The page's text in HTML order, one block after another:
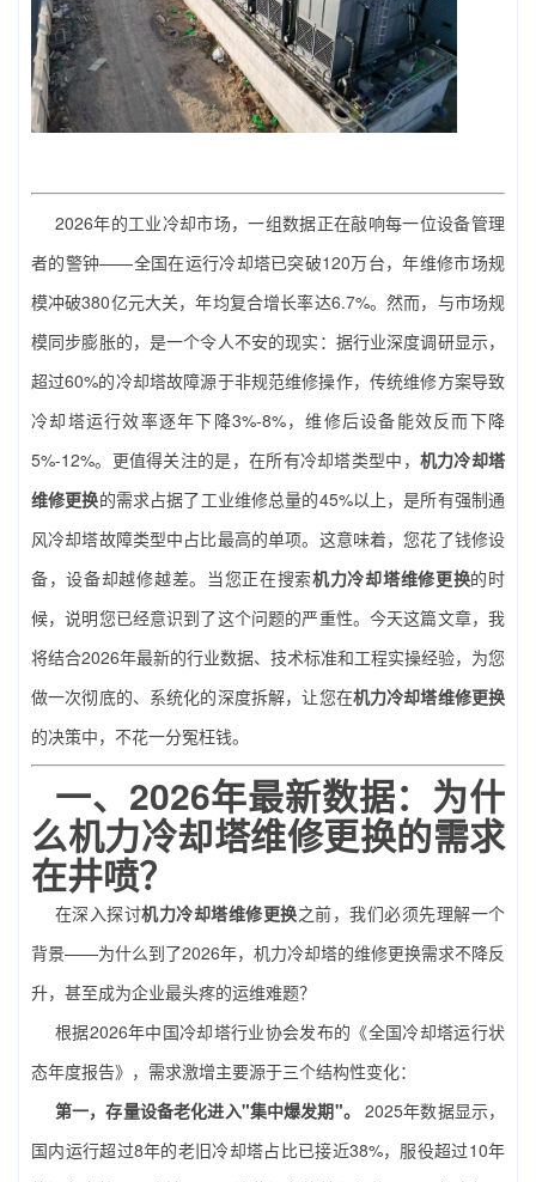
2026年的工业冷却市场，一组数据正在敲响每一位设备管理
者的警钟——全国在运行冷却塔已突破120万台，年维修市场规
模冲破380亿元大关，年均复合增长率达6.7%。然而，与市场规
模同步膨胀的，是一个令人不安的现实：据行业深度调研显示，
超过60%的冷却塔故障源于非规范维修操作，传统维修方案导致
冷却塔运行效率逐年下降3%-8%，维修后设备能效反而下降
5%-12%。更值得关注的是，在所有冷却塔类型中， 机力冷却塔
维修更换的需求占据了工业维修总量的45%以上，是所有强制通
风冷却塔故障类型中占比最高的单项。这意味着，您花了钱修设
备，设备却越修越差。当您正在搜索机力冷却塔维修更换的时
候，说明您已经意识到了这个问题的严重性。今天这篇文章，我
将结合2026年最新的行业数据、技术标准和工程实操经验，为您
做一次彻底的、系统化的深度拆解，让您在机力冷却塔维修更换
的决策中，不花一分冤枉钱。
一、2026年最新数据：为什
么机力冷却塔维修更换的需求
在井喷？
在深入探讨机力冷却塔维修更换之前，我们必须先理解一个
背景——为什么到了2026年，机力冷却塔的维修更换需求不降反
升，甚至成为企业最头疼的运维难题？
根据2026年中国冷却塔行业协会发布的《全国冷却塔运行状
态年度报告》，需求激增主要源于三个结构性变化：
第一，存量设备老化进入"集中爆发期"。 2025年数据显示，
国内运行超过8年的老旧冷却塔占比已接近38%，服役超过10年